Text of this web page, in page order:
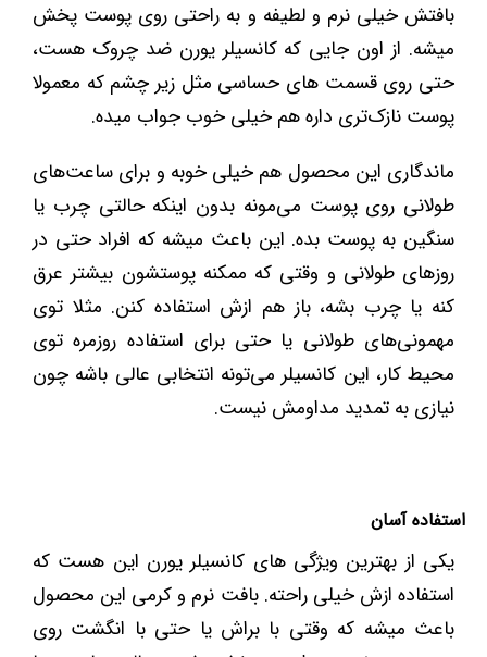
بافتش خیلی نرم و لطیفه و به راحتی روی پوست پخش
میشه. از اون جایی که کانسیلر یورن ضد چروک هست،
حتی روی قسمت‌ های حساسی مثل زیر چشم که معمولا
پوست نازک‌تری داره هم خیلی خوب جواب میده.
ماندگاری این محصول هم خیلی خوبه و برای ساعت‌های
طولانی روی پوست می‌مونه بدون اینکه حالتی چرب یا
سنگین به پوست بده. این باعث میشه که افراد حتی در
روزهای طولانی و وقتی که ممکنه پوستشون بیشتر عرق
کنه یا چرب بشه، باز هم ازش استفاده کنن. مثلا توی
مهمونی‌های طولانی یا حتی برای استفاده روزمره توی
محیط کار، این کانسیلر می‌تونه انتخابی عالی باشه چون
نیازی به تمدید مداومش نیست.
استفاده آسان
یکی از بهترین ویژگی‌ های کانسیلر یورن این هست که
استفاده ازش خیلی راحته. بافت نرم و کرمی این محصول
باعث میشه که وقتی با براش یا حتی با انگشت روی